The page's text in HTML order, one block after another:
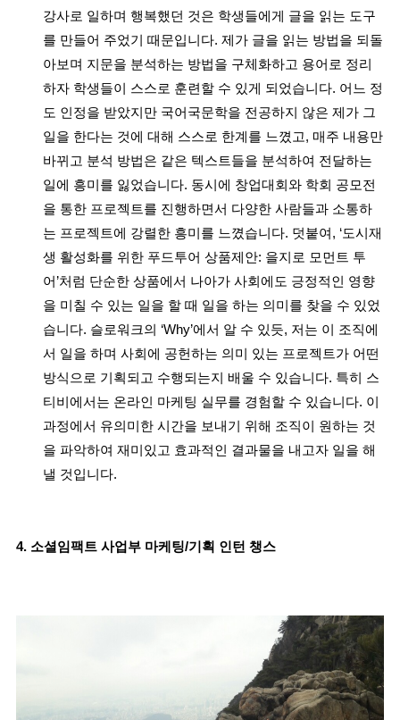
강사로 일하며 행복했던 것은 학생들에게 글을 읽는 도구
를 만들어 주었기 때문입니다. 제가 글을 읽는 방법을 되돌
아보며 지문을 분석하는 방법을 구체화하고 용어로 정리
하자 학생들이 스스로 훈련할 수 있게 되었습니다. 어느 정
도 인정을 받았지만 국어국문학을 전공하지 않은 제가 그
일을 한다는 것에 대해 스스로 한계를 느꼈고, 매주 내용만
바뀌고 분석 방법은 같은 텍스트들을 분석하여 전달하는
일에 흥미를 잃었습니다. 동시에 창업대회와 학회 공모전
을 통한 프로젝트를 진행하면서 다양한 사람들과 소통하
는 프로젝트에 강렬한 흥미를 느꼈습니다. 덧붙여, ‘도시재
생 활성화를 위한 푸드투어 상품제안: 을지로 모먼트 투
어’처럼 단순한 상품에서 나아가 사회에도 긍정적인 영향
을 미칠 수 있는 일을 할 때 일을 하는 의미를 찾을 수 있었
습니다. 슬로워크의 ‘Why’에서 알 수 있듯, 저는 이 조직에
서 일을 하며 사회에 공헌하는 의미 있는 프로젝트가 어떤
방식으로 기획되고 수행되는지 배울 수 있습니다. 특히 스
티비에서는 온라인 마케팅 실무를 경험할 수 있습니다. 이
과정에서 유의미한 시간을 보내기 위해 조직이 원하는 것
을 파악하여 재미있고 효과적인 결과물을 내고자 일을 해
낼 것입니다.
4. 소셜임팩트 사업부 마케팅/기획 인턴 챙스